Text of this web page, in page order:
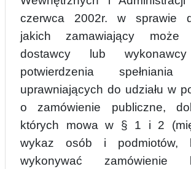
czerwca 2002r. w sprawie
jakich zamawiający
dostawcy lub
potwierdzenia spełniania
uprawniających do udziału w
o zamówienie publiczne,
których mowa w § 1 i 2
wykaz osób i podmiotów,
wykonywać